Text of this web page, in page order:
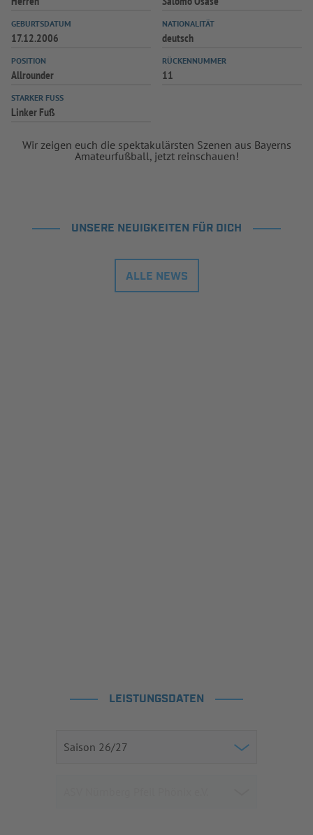
SPIELPLUS
GEBURTSDATUM
17.12.2006
NATIONALITÄT
deutsch
POSITION
Allrounder
RÜCKENNUMMER
11
STARKER FUSS
Linker Fuß
Wir zeigen euch die spektakulärsten Szenen aus Bayerns
Amateurfußball, jetzt reinschauen!
UNSERE NEUIGKEITEN FÜR DICH
ALLE NEWS
LEISTUNGSDATEN